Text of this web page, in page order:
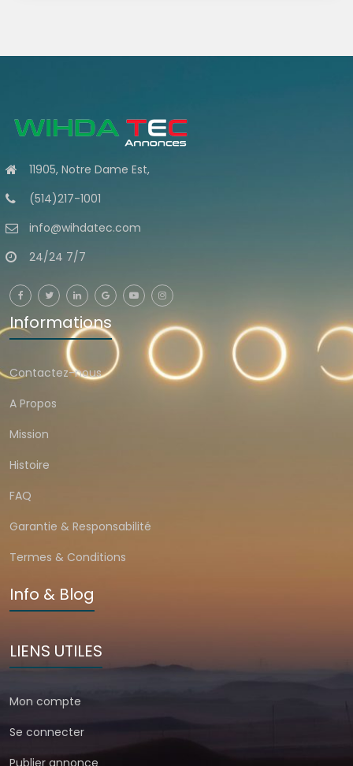
11905, Notre Dame Est,
(514)217-1001
info@wihdatec.com
24/24 7/7
Informations
Contactez-nous
A Propos
Mission
Histoire
FAQ
Garantie & Responsabilité
Termes & Conditions
Info & Blog
LIENS UTILES
Mon compte
Se connecter
Publier annonce